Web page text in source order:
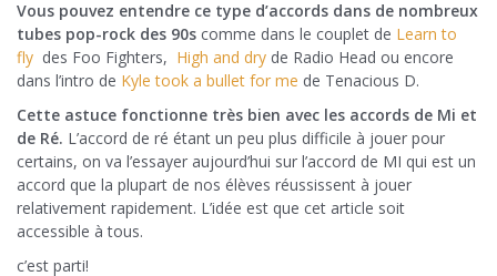
Vous pouvez entendre ce type d’accords dans de nombreux
tubes pop-rock des 90s comme dans le couplet de Learn to
fly des Foo Fighters, High and dry de Radio Head ou encore
dans l’intro de Kyle took a bullet for me de Tenacious D.
Cette astuce fonctionne très bien avec les accords de Mi et
de Ré. L’accord de ré étant un peu plus difficile à jouer pour
certains, on va l’essayer aujourd’hui sur l’accord de MI qui est un
accord que la plupart de nos élèves réussissent à jouer
relativement rapidement. L’idée est que cet article soit
accessible à tous.
c’est parti!